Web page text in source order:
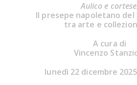
Aulico e
Il presepe napoletano
tra arte e
A cura di
Vincenzo
lunedì 22 dicembre